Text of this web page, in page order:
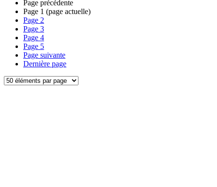
Page précédente
Page 1 (page actuelle)
Page 2
Page 3
Page 4
Page 5
Page suivante
Dernière page